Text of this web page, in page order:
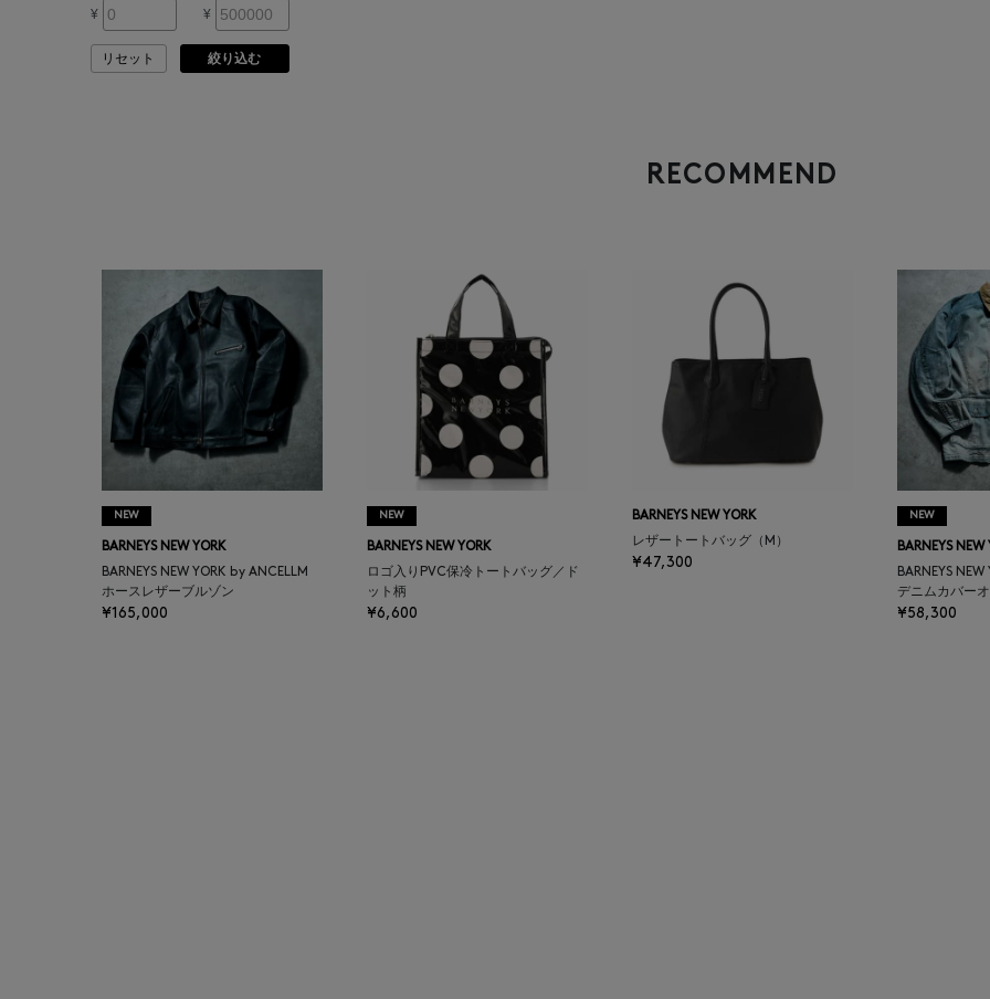
ASAUCE MELER
ATELIER AMBOISE
ATTO VANNUCCI
FIRENZE
AURALEE
AUTRY
BAGUTTA
BAKUNE
¥ ¥
リセット 絞り込む
RECOMMEND
NEW
BARNEYS NEW YORK
BARNEYS NEW YORK by ANCELLM
ホースレザーブルゾン
¥165,000
NEW
BARNEYS NEW YORK
ロゴ入りPVC保冷トートバッグ／ド
ット柄
¥6,600
BARNEYS NEW YORK
レザートートバッグ（M）
¥47,300
NEW
BARNEYS NEW
BARNEYS
デニムカバー
¥58,300